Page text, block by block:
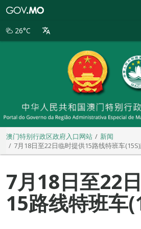
别
26°C
澳门特别行政区政府入口网站
新闻
7月18日至22日临时提供15路线特班车
7月18日至22
15路线特班车